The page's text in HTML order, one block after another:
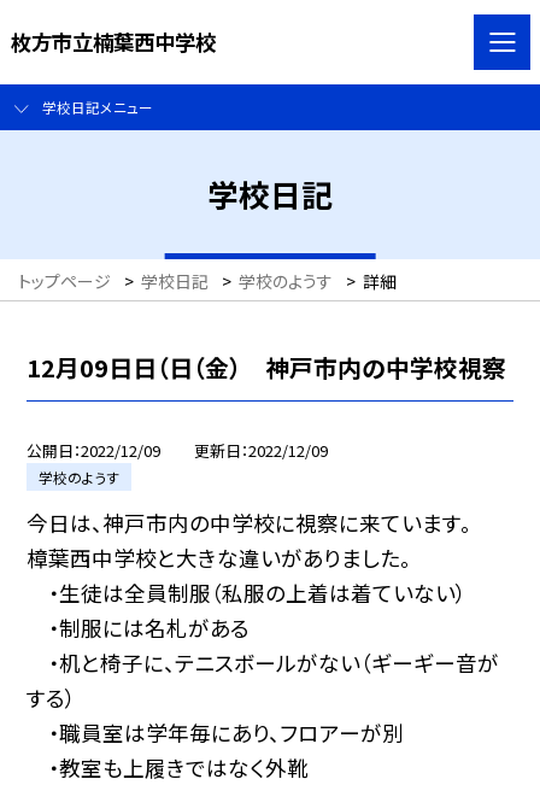
枚方市立楠葉西中学校
学校日記メニュー
学校日記
トップページ > 学校日記 > 学校のようす > 詳細
12月09日日（日（金） 神戸市内の中学校視察
公開日 2022/12/09 更新日 2022/12/09
学校のようす
今日は、神戸市内の中学校に視察に来ています。
樟葉西中学校と大きな違いがありました。
・生徒は全員制服（私服の上着は着ていない）
・制服には名札がある
・机と椅子に、テニスボールがない（ギーギー音が
する）
・職員室は学年毎にあり、フロアーが別
・教室も上履きではなく外靴